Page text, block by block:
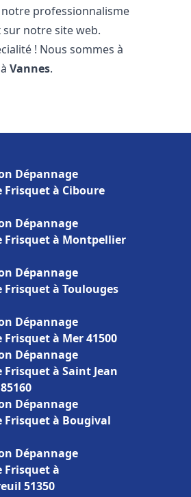
professionnalisme
notre site web.
! Nous sommes à
àVannes.
Dépannage
Frisquet à Ciboure
Dépannage
Frisquet à Montpellier
Dépannage
Frisquet à Toulouges
Dépannage
à Mer 41500
Dépannage
à Saint Jean
Dépannage
Frisquet à Bougival
Dépannage
Frisquet à
51350